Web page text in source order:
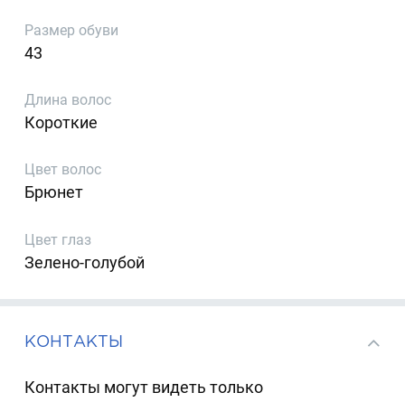
Размер обуви
43
Длина волос
Короткие
Цвет волос
Брюнет
Цвет глаз
Зелено-голубой
КОНТАКТЫ
Контакты могут видеть только